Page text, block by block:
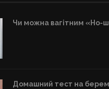
Чи можна вагітним «Но-
Домашний тест на